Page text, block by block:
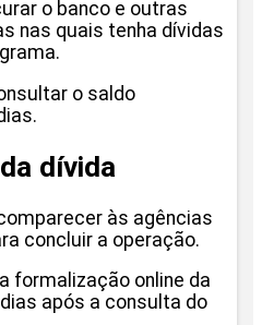
o banco e outras
nas quais tenha dívidas
o saldo
dívida
às agências
concluir a operação.
formalização online da
após a consulta do